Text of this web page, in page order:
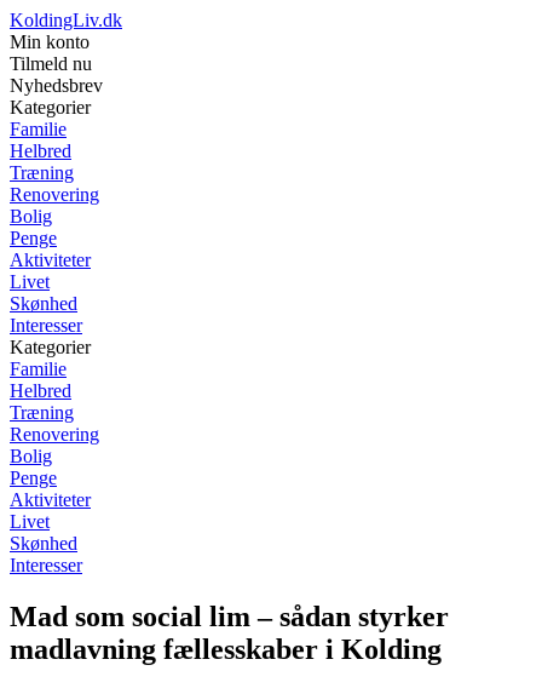
KoldingLiv.dk
Min konto
Tilmeld nu
Nyhedsbrev
Kategorier
Familie
Helbred
Træning
Renovering
Bolig
Penge
Aktiviteter
Livet
Skønhed
Interesser
Kategorier
Familie
Helbred
Træning
Renovering
Bolig
Penge
Aktiviteter
Livet
Skønhed
Interesser
Mad som social lim – sådan styrker
madlavning fællesskaber i Kolding